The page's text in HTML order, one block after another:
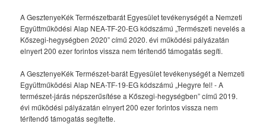
A GesztenyeKék Természetbarát Egyesület tevékenységét a Nemzeti
Együttműködési Alap NEA-TF-20-EG kódszámú „Természeti nevelés a
Kőszegi-hegységben 2020” című 2020. évi működési pályázatán
elnyert 200 ezer forintos vissza nem térítendő támogatás segíti.
A GesztenyeKék Természet-barát Egyesület tevékenységét a Nemzeti
Együttműködési Alap NEA-TF-19-EG kódszámú „Hegyre fel! - A
természet-járás népszerűsítése a Kőszegi-hegységben” című 2019.
évi működési pályázatán elnyert 200 ezer forintos vissza nem
térítendő támogatás segítette.